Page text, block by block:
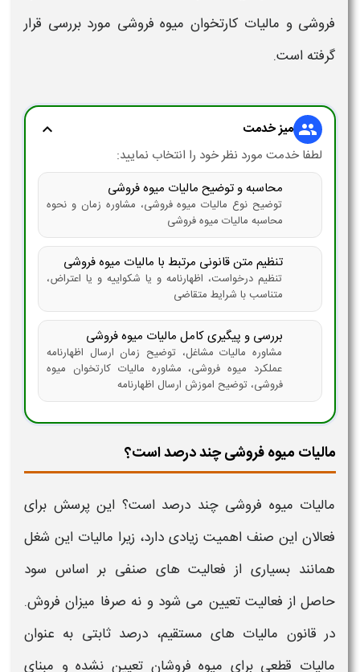
فروشی و مالیات کارتخوان میوه فروشی مورد بررسی قرار
گرفته است.
group میز خدمت expand_more
لطفا خدمت مورد نظر خود را انتخاب نمایید:
محاسبه و توضیح مالیات میوه فروشی
توضیح نوع مالیات میوه فروشی، مشاوره زمان و نحوه
محاسبه مالیات میوه فروشی
تنظیم متن قانونی مرتبط با مالیات میوه فروشی
تنظیم درخواست، اظهارنامه و یا شکواییه و یا اعتراض،
متناسب با شرایط متقاضی
بررسی و پیگیری کامل مالیات میوه فروشی
مشاوره مالیات مشاغل، توضیح زمان ارسال اظهارنامه
عملکرد میوه فروشی، مشاوره مالیات کارتخوان میوه
فروشی، توضیح اموزش ارسال اظهارنامه
مالیات میوه فروشی چند درصد است؟
مالیات میوه فروشی چند درصد است؟ این پرسش برای
فعالان این صنف اهمیت زیادی دارد، زیرا مالیات این شغل
همانند بسیاری از فعالیت های صنفی بر اساس سود
حاصل از فعالیتتعیین می شود و نه صرفا میزان فروش.
در قانون مالیات های مستقیم، درصد ثابتی به عنوان
مالیات قطعی برای میوه فروشان تعیین نشده و مبنای